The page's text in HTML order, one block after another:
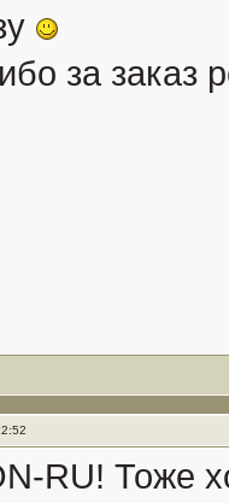
за заказ
RU! Тоже